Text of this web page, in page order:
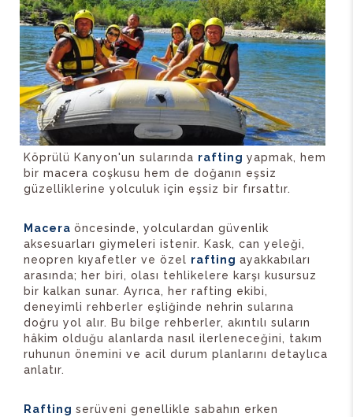
Köprülü Kanyon'un sularında rafting yapmak, hem
bir macera coşkusu hem de doğanın eşsiz
güzelliklerine yolculuk için eşsiz bir fırsattır.
Macera öncesinde, yolculardan güvenlik
aksesuarları giymeleri istenir. Kask, can yeleği,
neopren kıyafetler ve özel rafting ayakkabıları
arasında; her biri, olası tehlikelere karşı kusursuz
bir kalkan sunar. Ayrıca, her rafting ekibi,
deneyimli rehberler eşliğinde nehrin sularına
doğru yol alır. Bu bilge rehberler, akıntılı suların
hâkim olduğu alanlarda nasıl ilerleneceğini, takım
ruhunun önemini ve acil durum planlarını detaylıca
anlatır.
Rafting serüveni genellikle sabahın erken